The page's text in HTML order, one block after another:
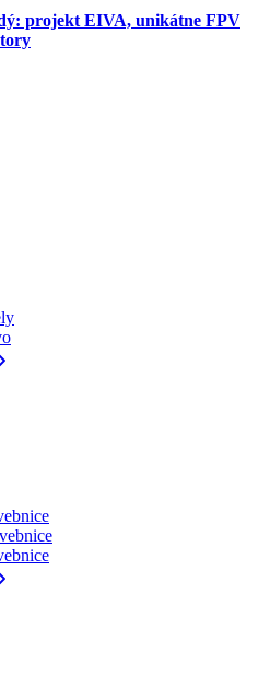
projekt EIVA, unikátne FPV